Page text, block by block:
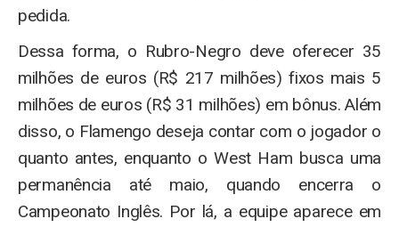
pedida.
Dessa forma, o Rubro-Negro deve oferecer 35
milhões de euros (R$ 217 milhões) fixos mais 5
milhões de euros (R$ 31 milhões) em bônus. Além
disso, o Flamengo deseja contar com o jogador o
quanto antes, enquanto o West Ham busca uma
permanência até maio, quando encerra o
Campeonato Inglês. Por lá, a equipe aparece em